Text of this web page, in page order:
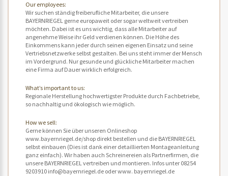
Our employees:
Wir suchen ständig freiberufliche Mitarbeiter, die unsere
BAYERNRIEGEL gerne europaweit oder sogar weltweit vertreiben
möchten. Dabei ist es uns wichtig, dass alle Mitarbeiter auf
angenehme Weise ihr Geld verdienen können. Die Höhe des
Einkommens kann jeder durch seinen eigenen Einsatz und seine
Vertriebsnetzwerke selbst gestalten. Bei uns steht immer der Mensch
im Vordergrund. Nur gesunde und glückliche Mitarbeiter machen
eine Firma auf Dauer wirklich erfolgreich.
What’s important to us:
Regionale Herstellung hochwertigster Produkte durch Fachbetriebe,
so nachhaltig und ökologisch wie möglich.
How we sell:
Gerne können Sie über unseren Onlineshop
www.bayernriegel.de/shop direkt bestellen und die BAYERNRIEGEL
selbst einbauen (Dies ist dank einer detaillierten Montageanleitung
ganz einfach). Wir haben auch Schreinereien als Partnerfirmen, die
unsere BAYERNRIEGEL vertreiben und montieren. Infos unter 08254
9203910 info@bayernriegel.de oder www. bayernriegel.de